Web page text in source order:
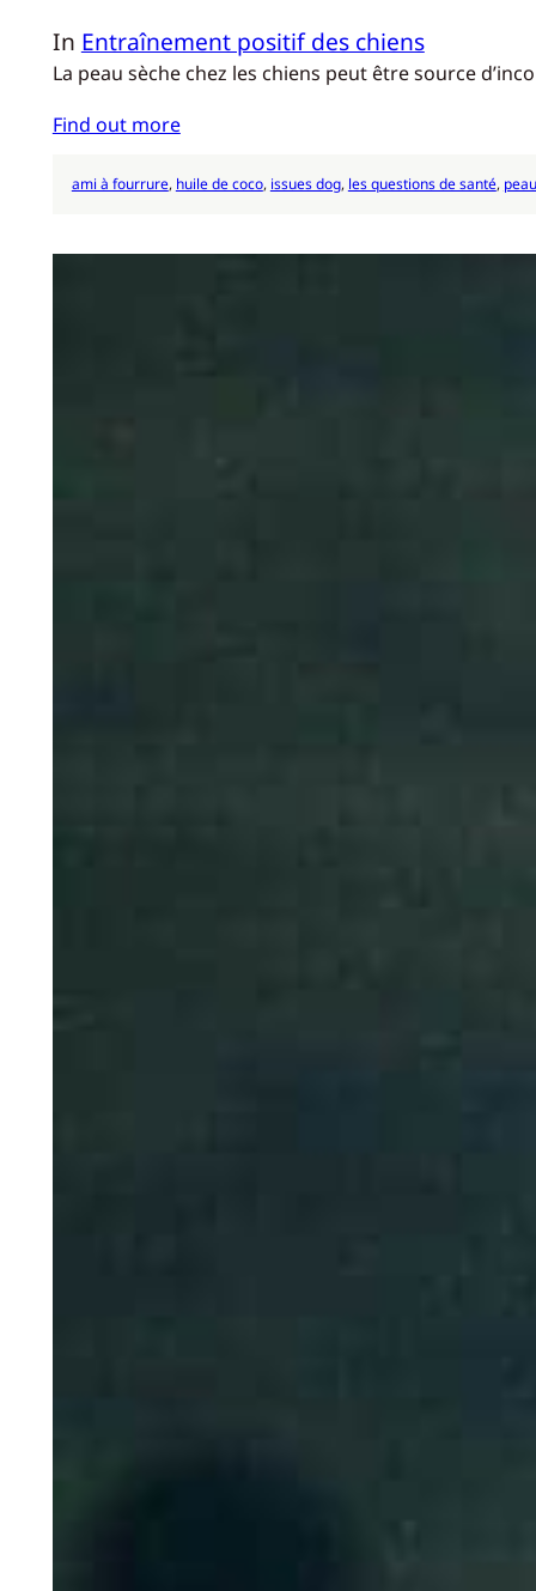
In Entraînement positif des chiens
La peau sèche chez les chiens peut être source
Find out more
ami à fourrure, huile de coco, issues dog, les questions de santé,